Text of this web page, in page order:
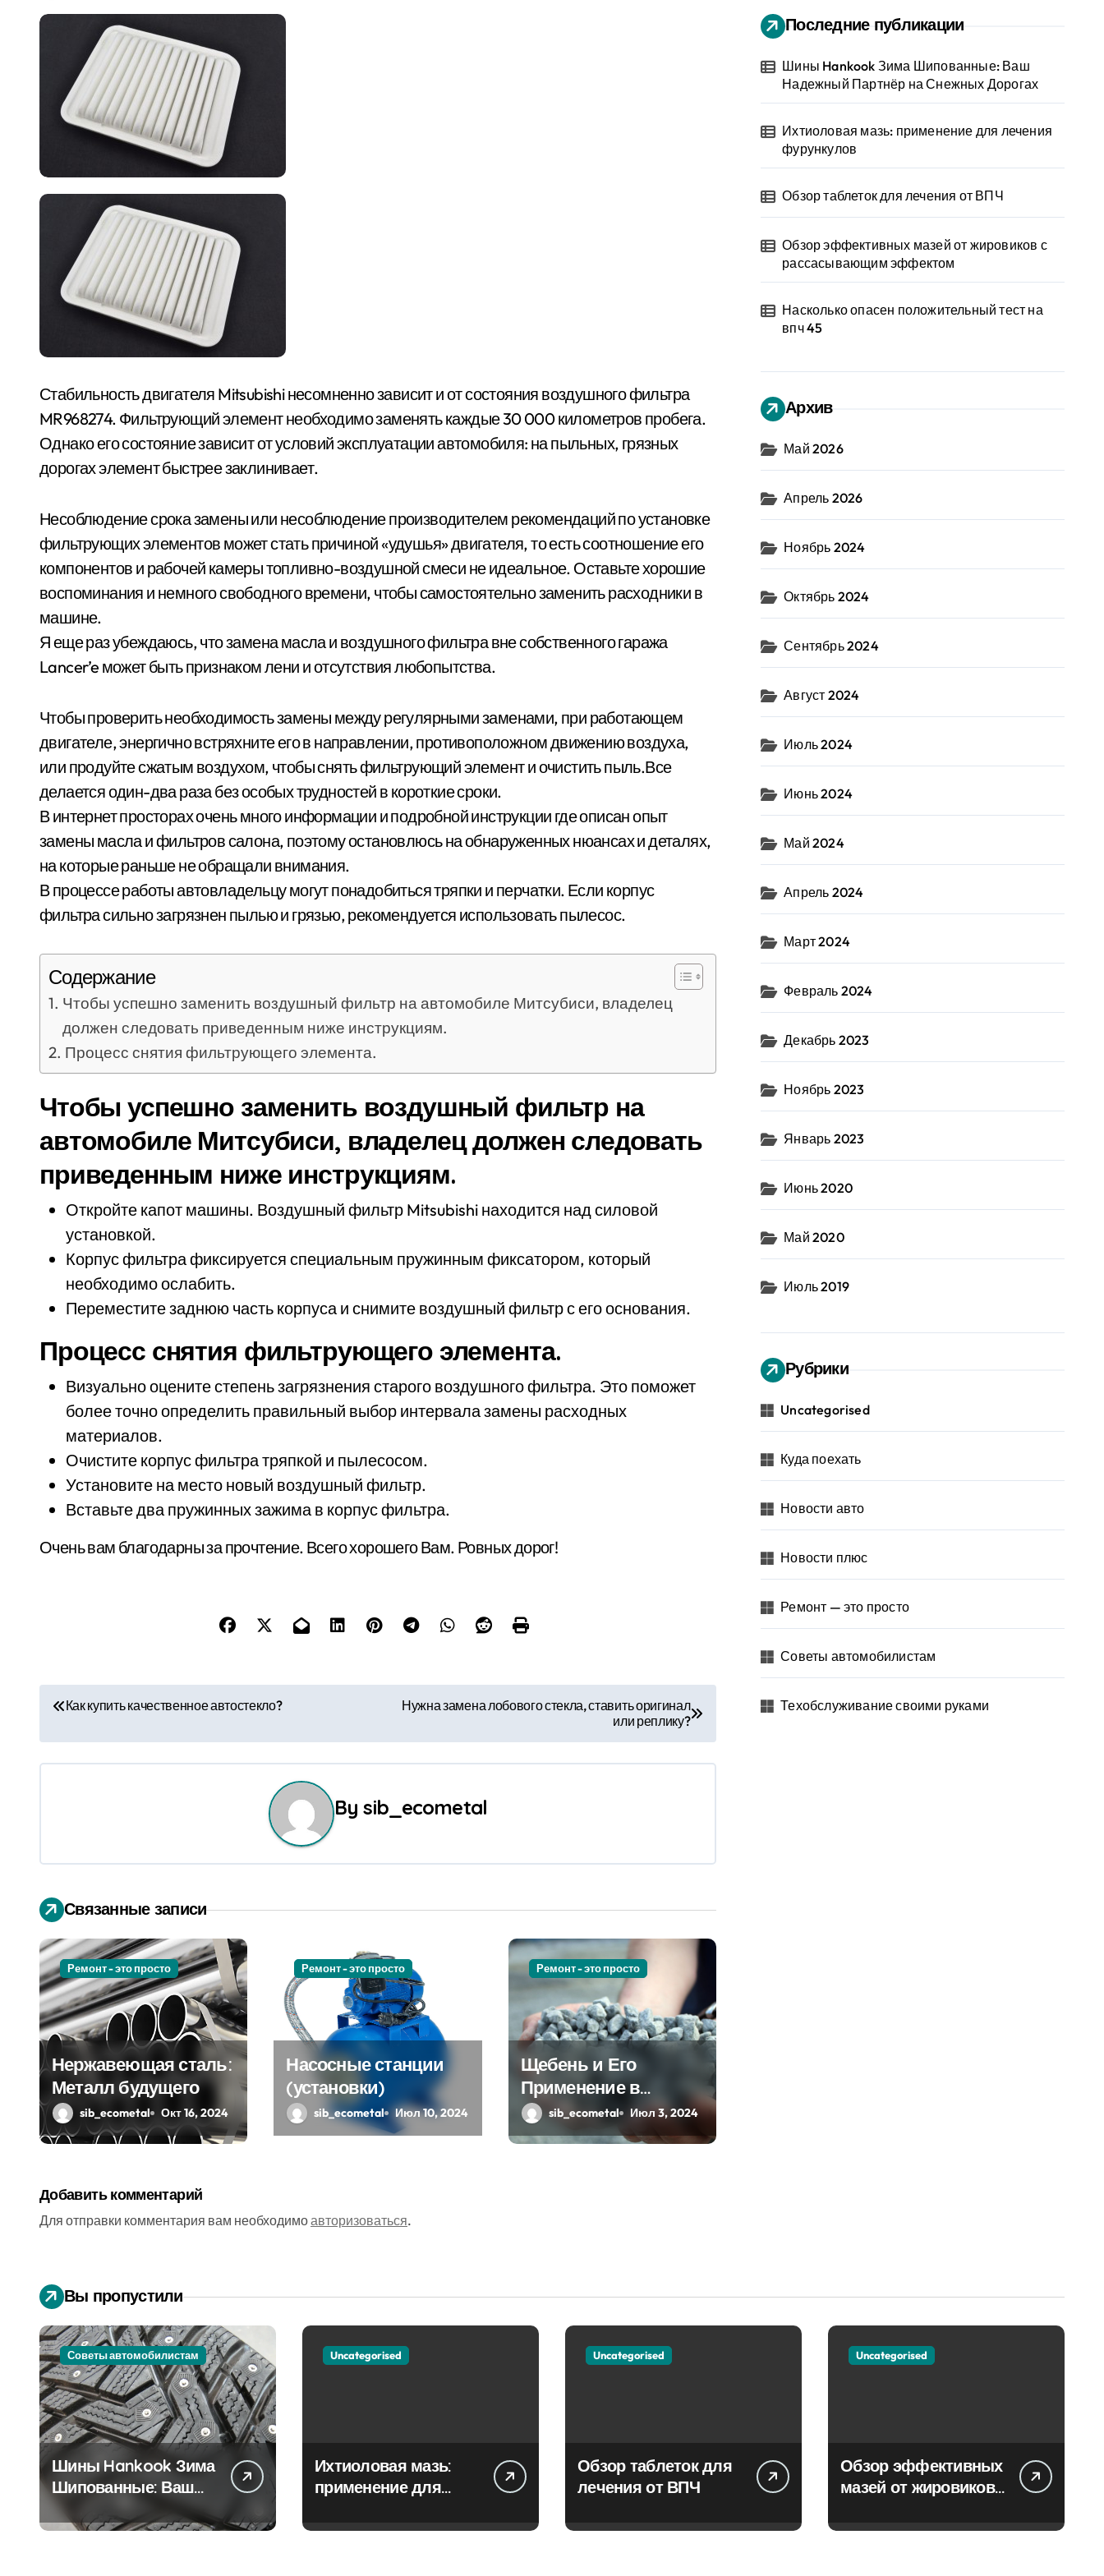
Стабильность двигателя Mitsubishi несомненно зависит и от состояния воздушного фильтра
MR968274. Фильтрующий элемент необходимо заменять каждые 30 000 километров пробега.
Однако его состояние зависит от условий эксплуатации автомобиля: на пыльных, грязных
дорогах элемент быстрее заклинивает.
Несоблюдение срока замены или несоблюдение производителем рекомендаций по установке
фильтрующих элементов может стать причиной «удушья» двигателя, то есть соотношение его
компонентов и рабочей камеры топливно-воздушной смеси не идеальное. Оставьте хорошие
воспоминания и немного свободного времени, чтобы самостоятельно заменить расходники в
машине.
Я еще раз убеждаюсь, что замена масла и воздушного фильтра вне собственного гаража
Lancer’e может быть признаком лени и отсутствия любопытства.
Чтобы проверить необходимость замены между регулярными заменами, при работающем
двигателе, энергично встряхните его в направлении, противоположном движению воздуха,
или продуйте сжатым воздухом, чтобы снять фильтрующий элемент и очистить пыль.Все
делается один-два раза без особых трудностей в короткие сроки.
В интернет просторах очень много информации и подробной инструкции где описан опыт
замены масла и фильтров салона, поэтому остановлюсь на обнаруженных нюансах и деталях,
на которые раньше не обращали внимания.
В процессе работы автовладельцу могут понадобиться тряпки и перчатки. Если корпус
фильтра сильно загрязнен пылью и грязью, рекомендуется использовать пылесос.
Содержание
Чтобы успешно заменить воздушный фильтр на автомобиле Митсубиси, владелец
должен следовать приведенным ниже инструкциям.
Процесс снятия фильтрующего элемента.
Чтобы успешно заменить воздушный фильтр на
автомобиле Митсубиси, владелец должен следовать
приведенным ниже инструкциям.
Откройте капот машины. Воздушный фильтр Mitsubishi находится над силовой
установкой.
Корпус фильтра фиксируется специальным пружинным фиксатором, который
необходимо ослабить.
Переместите заднюю часть корпуса и снимите воздушный фильтр с его основания.
Процесс снятия фильтрующего элемента.
Визуально оцените степень загрязнения старого воздушного фильтра. Это поможет
более точно определить правильный выбор интервала замены расходных
материалов.
Очистите корпус фильтра тряпкой и пылесосом.
Установите на место новый воздушный фильтр.
Вставьте два пружинных зажима в корпус фильтра.
Очень вам благодарны за прочтение. Всего хорошего Вам. Ровных дорог!
Н
а
в
а
ц
и
я
п
о
з
а
п
с
Как купить качественное автостекло?
Нужна замена лобового стекла, ставить оригинал
или реплику?
Bysib_ecometal
Связанные записи
Ремонт - это просто
Нержавеющая сталь:
Металл будущего
sib_ecometal Окт 16, 2024
Ремонт - это просто
Насосные станции
(установки)
sib_ecometal Июл 10, 2024
Ремонт - это просто
Щебень и Его
Применение в
Современном
Строительстве
sib_ecometal Июл 3, 2024
Добавить комментарий
Для отправки комментария вам необходимоавторизоваться.
Последние публикации
Шины Hankook Зима Шипованные: Ваш
Надежный Партнёр на Снежных Дорогах
Ихтиоловая мазь: применение для лечения
фурункулов
Обзор таблеток для лечения от ВПЧ
Обзор эффективных мазей от жировиков с
рассасывающим эффектом
Насколько опасен положительный тест на
впч 45
Архив
Май 2026
Апрель 2026
Ноябрь 2024
Октябрь 2024
Сентябрь 2024
Август 2024
Июль 2024
Июнь 2024
Май 2024
Апрель 2024
Март 2024
Февраль 2024
Декабрь 2023
Ноябрь 2023
Январь 2023
Июнь 2020
Май 2020
Июль 2019
Рубрики
Uncategorised
Куда поехать
Новости авто
Новости плюс
Ремонт — это просто
Советы автомобилистам
Техобслуживание своими руками
Вы пропустили
Советы автомобилистам
Шины Hankook Зима
Шипованные: Ваш
Надежный Партнёр
на Снежных Дорогах
Uncategorised
Ихтиоловая мазь:
применение для
Uncategorised
Обзор таблеток для
лечения от ВПЧ
Uncategorised
Обзор эффективных
мазей от жировиков
эффектом